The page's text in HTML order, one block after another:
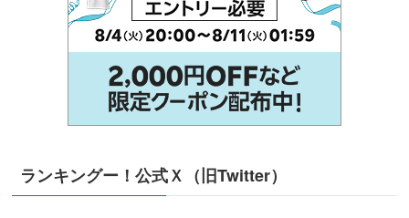
ランキングー！公式Ｘ（旧Twitter）